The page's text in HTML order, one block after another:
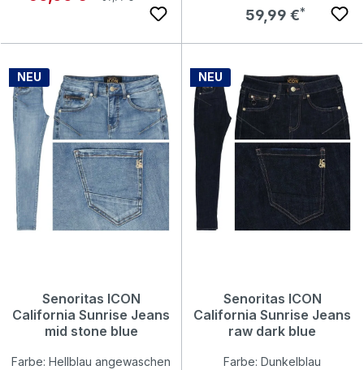
Regulärer Preis:
59,99 €
NEU
Senoritas ICON
California Sunrise Jeans
mid stone blue
Farbe: Hellblau angewaschen
NEU
Senoritas ICON
California Sunrise Jeans
raw dark blue
Farbe: Dunkelblau